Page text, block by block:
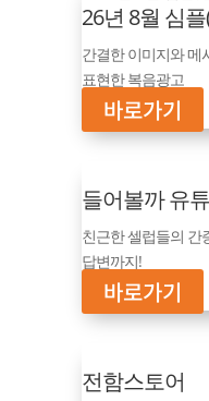
26년 8월 심
간결한 이미지와 메
표현한 복음광고
바로가기
들어볼까 유
친근한 셀럽들의 간
답변까지!
바로가기
전함스토어